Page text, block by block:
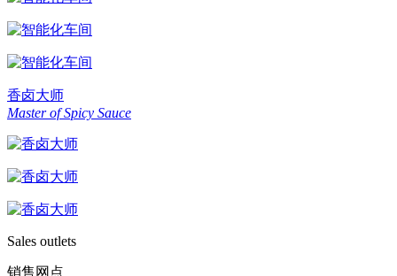
香卤大师
Master of Spicy Sauce
Sales outlets
销售网点